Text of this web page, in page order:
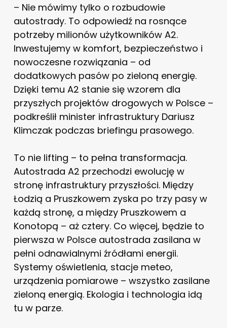
– Nie mówimy tylko o rozbudowie
autostrady. To odpowiedź na rosnące
potrzeby milionów użytkowników A2.
Inwestujemy w komfort, bezpieczeństwo i
nowoczesne rozwiązania – od
dodatkowych pasów po zieloną energię.
Dzięki temu A2 stanie się wzorem dla
przyszłych projektów drogowych w Polsce –
podkreślił minister infrastruktury Dariusz
Klimczak podczas briefingu prasowego.
To nie lifting – to pełna transformacja.
Autostrada A2 przechodzi ewolucję w
stronę infrastruktury przyszłości. Między
Łodzią a Pruszkowem zyska po trzy pasy w
każdą stronę, a między Pruszkowem a
Konotopą – aż cztery. Co więcej, będzie to
pierwsza w Polsce autostrada zasilana w
pełni odnawialnymi źródłami energii.
Systemy oświetlenia, stacje meteo,
urządzenia pomiarowe – wszystko zasilane
zieloną energią. Ekologia i technologia idą
tu w parze.